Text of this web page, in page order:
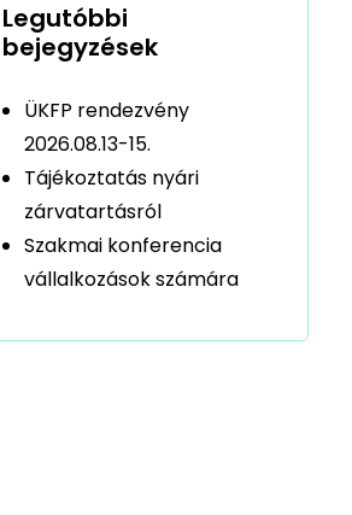
Legutóbbi
bejegyzések
ÜKFP rendezvény
2026.08.13-15.
Tájékoztatás nyári
zárvatartásról
Szakmai konferencia
vállalkozások számára